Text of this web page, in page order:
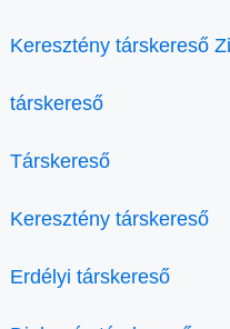
Keresztény társkereső
társkereső
Társkereső
Keresztény társkereső
Erdélyi társkereső